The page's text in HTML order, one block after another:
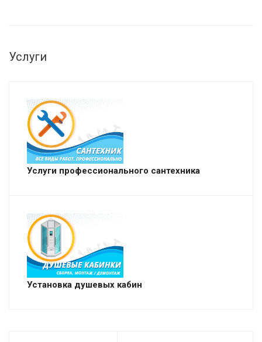
Услуги
Услуги профессионального сантехника
Установка душевых кабин